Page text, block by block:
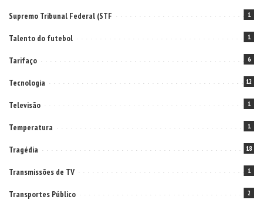
Supremo Tribunal Federal (STF 1
Talento do futebol 1
Tarifaço 6
Tecnologia 12
Televisão 1
Temperatura 1
Tragédia 18
Transmissões de TV 1
Transportes Público 2